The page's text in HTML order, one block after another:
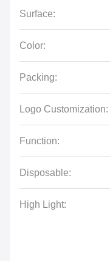
Surface:
Color:
Packing:
Logo Customization:
Function:
Disposable:
High Light: